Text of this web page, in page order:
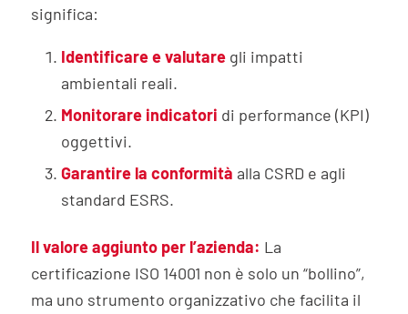
significa:
Identificare e valutaregli impatti
ambientali reali.
Monitorare indicatori di performance (KPI)
oggettivi.
Garantire la conformità alla CSRD e agli
standard ESRS.
Il valore aggiunto per l’azienda: La
certificazione ISO 14001 non è solo un “bollino”,
ma uno strumento organizzativo che facilita il